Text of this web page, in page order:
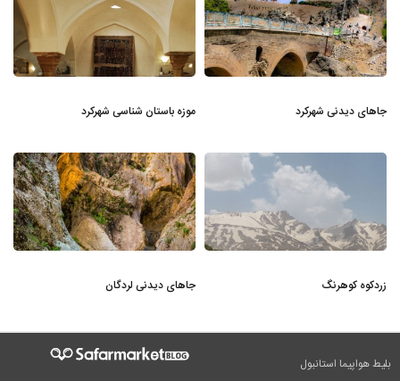
جاهای دیدنی شهرکرد موزه باستان شناسی شهرکرد
زردکوه کوهرنگ جاهای دیدنی لردگان
بلیط هواپیما استانبول